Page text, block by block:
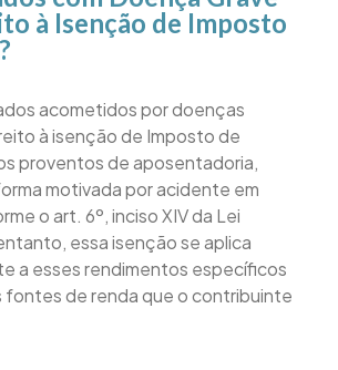
à Isenção de Imposto
acometidos por doenças
à isenção de Imposto de
proventos de aposentadoria,
motivada por acidente em
o art. 6º, inciso XIV da Lei
essa isenção se aplica
a esses rendimentos específicos
fontes de renda que o contribuinte